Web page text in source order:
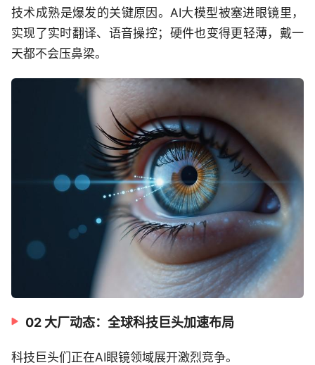
技术成熟是爆发的关键原因。AI大模型被塞进眼镜里，
实现了实时翻译、语音操控；硬件也变得更轻薄，戴一
天都不会压鼻梁。
02 大厂动态：全球科技巨头加速布局
科技巨头们正在AI眼镜领域展开激烈竞争。